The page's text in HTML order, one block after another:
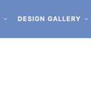
DESIGN GALLERY